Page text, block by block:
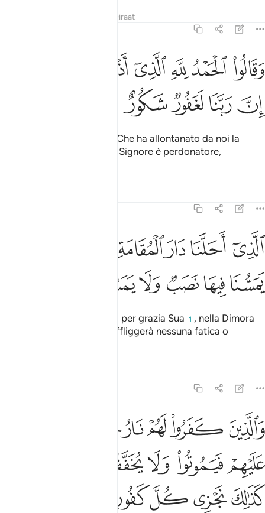
Qiraat
وقالوا الحمد لله الذي اذهب عنا الحزن ان ربنا لغفور شكور ٣٤
وَقَالُوا۟ ٱلْحَمْدُ لِلَّهِ ٱلَّذِىٓ أَذْهَبَ عَنَّا ٱلْحَزَنَ ۖ إِنَّ رَبَّنَا لَغَفُورٌۭ شَكُورٌ ٣٤
ﱺﱻﱼﱽﱾ
ﲂﲃﲄﲅ
Diranno: «Sia lodato Allah Che ha allontanato da noi la
tristezza. In verità il nostro Signore è perdonatore,
الذي احلنا دار المقامة من فضله لا يمسنا فيها نصب ولا يمسنا فيها لغوب
ٱلَّذِىٓ أَحَلَّنَا دَارَ ٱلْمُقَامَةِ مِن فَضْلِهِۦ لَا يَمَسُّنَا فِيهَا نَصَبٌۭ وَلَا يَمَسُّنَا
ﲇﲈﲉﲊ
ﲎﲏﲐ ﲑﲒ
È Colui Che ci ha introdotti per grazia Sua 1 , nella Dimora
della quiete, in cui non ci affliggerà nessuna fatica o
والذين كفروا لهم نار جهنم لا يقضى عليهم فيموتوا ولا يخفف عنهم من
وَٱلَّذِينَ كَفَرُوا۟ لَهُمْ نَارُ جَهَنَّمَ لَا يُقْضَىٰ عَلَيْهِمْ فَيَمُوتُوا۟ وَلَا يُخَفَّفُ
ﲖﲗﲘﲙﲚ
ﲝﲞ ﲟﲠ
ﲥﲦﲧﲨ